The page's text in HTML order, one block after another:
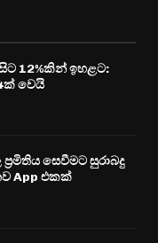
සිට 12%කින් ඉහළට:
වෙයි
සෙවීමට සුරාබදු
App එකක්